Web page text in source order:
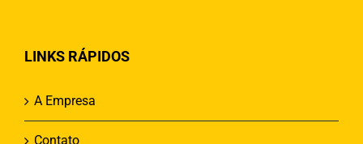
LINKS RÁPIDOS
A Empresa
Contato